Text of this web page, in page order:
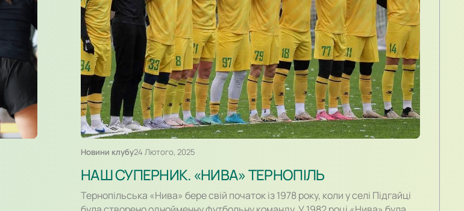
Новини клубу24 Лютого, 2025
НАШ СУПЕРНИК. «НИВА» ТЕРНОПІЛЬ
Тернопільська «Нива» бере свій початок із 1978 року, коли у селі Підгайці